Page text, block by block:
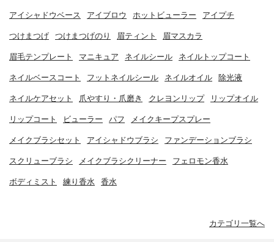
アイシャドウベース アイブロウ ホットビューラー アイプチ
つけまつげ つけまつげのり 眉ティント 眉マスカラ
眉毛テンプレート マニキュア ネイルシール ネイルトップコート
ネイルベースコート フットネイルシール ネイルオイル 除光液
ネイルケアセット 爪やすり・爪磨き クレヨンリップ リップオイル
リップコート ビューラー パフ メイクキープスプレー
メイクブラシセット アイシャドウブラシ ファンデーションブラシ
スクリューブラシ メイクブラシクリーナー フェロモン香水
ボディミスト 練り香水 香水
カテゴリ一覧へ